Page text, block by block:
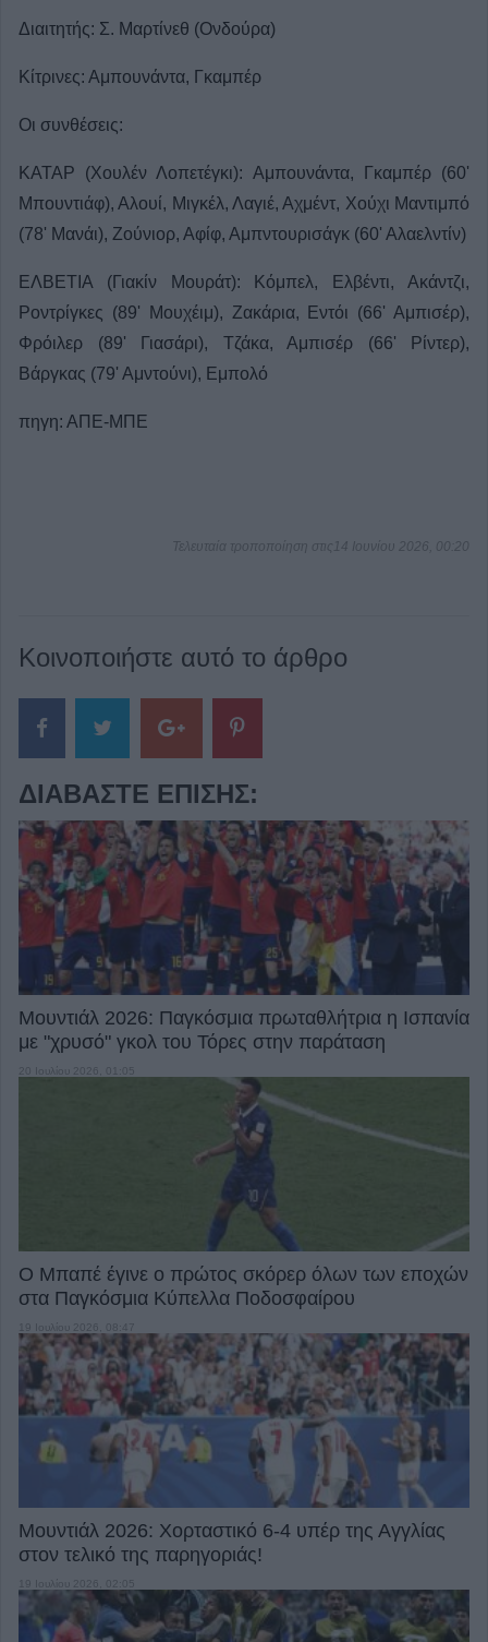
Διαιτητής: Σ. Μαρτίνεθ (Ονδούρα)
Κίτρινες: Αμπουνάντα, Γκαμπέρ
Οι συνθέσεις:
ΚΑΤΑΡ (Χουλέν Λοπετέγκι): Αμπουνάντα, Γκαμπέρ (60'
Μπουντιάφ), Αλουί, Μιγκέλ, Λαγιέ, Αχμέντ, Χούχι Μαντιμπό
(78' Μανάι), Ζούνιορ, Αφίφ, Αμπντουρισάγκ (60' Αλαελντίν)
ΕΛΒΕΤΙΑ (Γιακίν Μουράτ): Κόμπελ, Ελβέντι, Ακάντζι,
Ροντρίγκες (89' Μουχέιμ), Ζακάρια, Εντόι (66' Αμπισέρ),
Φρόιλερ (89' Γιασάρι), Τζάκα, Αμπισέρ (66' Ρίντερ),
Βάργκας (79' Αμντούνι), Εμπολό
πηγη: ΑΠΕ-ΜΠΕ
Τελευταία τροποποίηση στις14 Ιουνίου 2026, 00:20
Κοινοποιήστε αυτό το άρθρο
ΔΙΑΒΆΣΤΕ ΕΠΊΣΗΣ:
Μουντιάλ 2026: Παγκόσμια πρωταθλήτρια η Ισπανία
με "χρυσό" γκολ του Τόρες στην παράταση
Ο Μπαπέ έγινε ο πρώτος σκόρερ όλων των εποχών
στα Παγκόσμια Κύπελλα Ποδοσφαίρου
19 Ιουλίου 2026, 08:47
Μουντιάλ 2026: Χορταστικό 6-4 υπέρ της Αγγλίας
στον τελικό της παρηγοριάς!